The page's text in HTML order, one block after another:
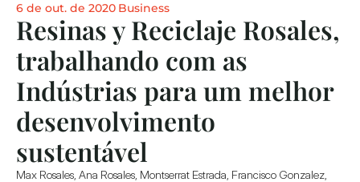
6 de out. de 2020 Business
Resinas y Reciclaje Rosales,
trabalhando com as
Indústrias para um melhor
desenvolvimento
sustentável
Max Rosales, Ana Rosales, Montserrat Estrada, Francisco Gonzalez,